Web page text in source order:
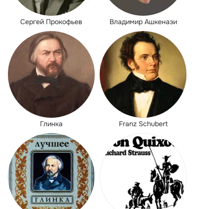
Сергей Прокофьев Владимир Ашкенази
Глинка Franz Schubert